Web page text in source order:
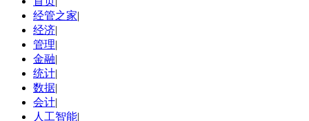
经管之家|
经济|
管理|
金融|
统计|
数据|
会计|
人工智能|